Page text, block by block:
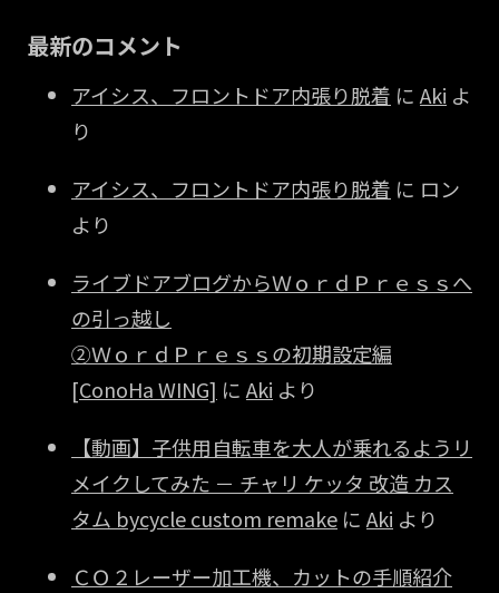
最新のコメント
アイシス、フロントドア内張り脱着 に Aki よ
り
アイシス、フロントドア内張り脱着 に ロン
より
ライブドアブログからＷｏｒｄＰｒｅｓｓへ
の引っ越し
②ＷｏｒｄＰｒｅｓｓの初期設定編
[ConoHa WING] に Aki より
【動画】子供用自転車を大人が乗れるようリ
メイクしてみた － チャリ ケッタ 改造 カス
タム bycycle custom remake に Aki より
ＣＯ２レーザー加工機、カットの手順紹介